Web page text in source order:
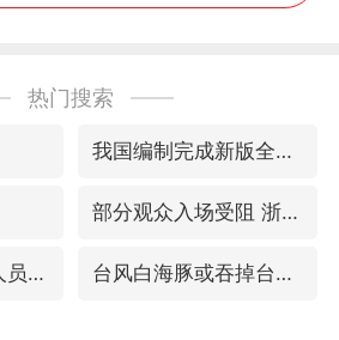
热门搜索
我国编制完成新版全月地质图
部分观众入场受阻 浙江省博物馆致歉
巡查组提问 工作人员偷用手机查答案 台风白海豚或吞掉台风鲸鱼